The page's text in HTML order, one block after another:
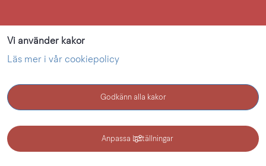
Vi använder kakor
Läs mer i vår cookiepolicy
Godkänn alla kakor
Anpassa inställningar
Kultur i Lidköping - en webbplats inom Lidköping kommun